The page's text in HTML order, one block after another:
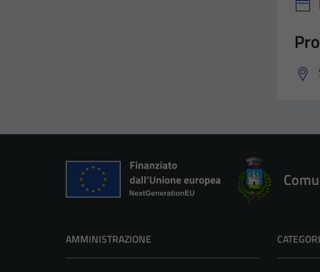
AMMINISTRAZIONE